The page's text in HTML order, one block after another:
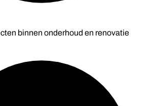
binnen onderhoud en renovatie